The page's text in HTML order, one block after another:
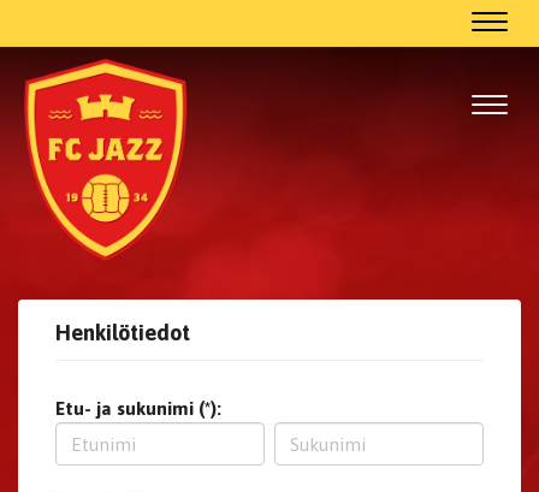
Henkilötiedot
Etu- ja sukunimi (*):